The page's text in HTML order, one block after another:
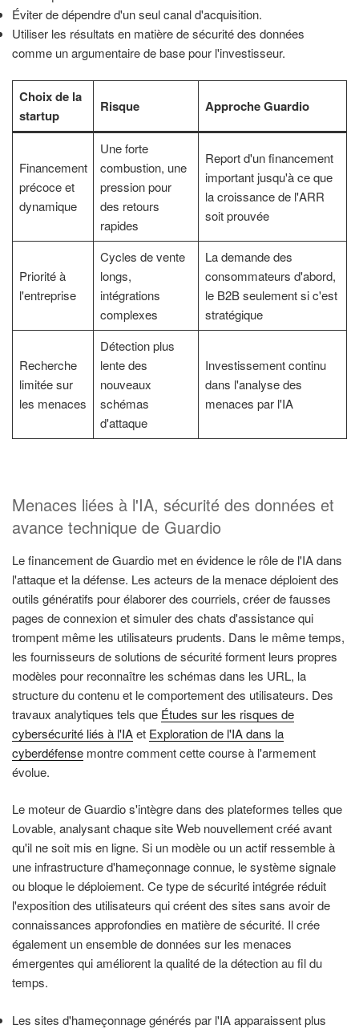
Éviter de dépendre d'un seul canal d'acquisition.
Utiliser les résultats en matière de sécurité des données
comme un argumentaire de base pour l'investisseur.
Choix de la
startup
Risque Approche Guardio
Financement
précoce et
dynamique
Une forte
combustion, une
pression pour
des retours
rapides
Report d'un financement
important jusqu'à ce que
la croissance de l'ARR
soit prouvée
Priorité à
l'entreprise
Cycles de vente
longs,
intégrations
complexes
La demande des
consommateurs d'abord,
le B2B seulement si c'est
stratégique
Recherche
limitée sur
les menaces
Détection plus
lente des
nouveaux
schémas
d'attaque
Investissement continu
dans l'analyse des
menaces par l'IA
Menaces liées à l'IA, sécurité des données et
avance technique de Guardio
Le financement de Guardio met en évidence le rôle de l'IA dans
l'attaque et la défense. Les acteurs de la menace déploient des
outils génératifs pour élaborer des courriels, créer de fausses
pages de connexion et simuler des chats d'assistance qui
trompent même les utilisateurs prudents. Dans le même temps,
les fournisseurs de solutions de sécurité forment leurs propres
modèles pour reconnaître les schémas dans les URL, la
structure du contenu et le comportement des utilisateurs. Des
travaux analytiques tels que Études sur les risques de
cybersécurité liés à l'IAet Exploration de l'IA dans la
cyberdéfense montre comment cette course à l'armement
évolue.
Le moteur de Guardio s'intègre dans des plateformes telles que
Lovable, analysant chaque site Web nouvellement créé avant
qu'il ne soit mis en ligne. Si un modèle ou un actif ressemble à
une infrastructure d'hameçonnage connue, le système signale
ou bloque le déploiement. Ce type de sécurité intégrée réduit
l'exposition des utilisateurs qui créent des sites sans avoir de
connaissances approfondies en matière de sécurité. Il crée
également un ensemble de données sur les menaces
émergentes qui améliorent la qualité de la détection au fil du
temps.
Les sites d'hameçonnage générés par l'IA apparaissent plus